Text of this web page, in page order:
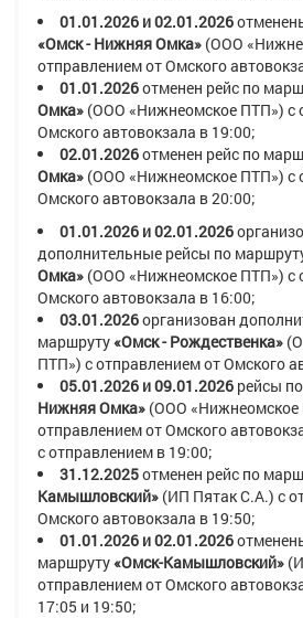
01.01.2026 и 02.01.2026
«Омск - Нижняя Омка» (ООО
отправлением от Омского
01.01.2026отменен рейс по
Омка» (ООО «Нижнеомское ПТП») с
Омского автовокзала в 19:00;
02.01.2026отменен рейс по
Омка» (ООО «Нижнеомское ПТП») с
Омского автовокзала в20:00;
01.01.2026 и 02.01.2026
дополнительные рейсы по
Омка» (ООО «Нижнеомское ПТП») с
Омского автовокзала в 16:00;
03.01.2026организован
маршруту«Омск - Рождественка»
ПТП») с отправлением от Омского
05.01.2026 и 09.01.2026 рейсы
Нижняя Омка» (ООО «Нижнеомское
отправлением от Омского
с отправлением в 19:00;
31.12.2025отменен рейс по
Камышловский» (ИП Пятак С.А.) с
Омского автовокзала в 19:50;
01.01.2026 и 02.01.2026
маршруту«Омск-Камышловский»
отправлением от Омского
17:05 и 19:50;